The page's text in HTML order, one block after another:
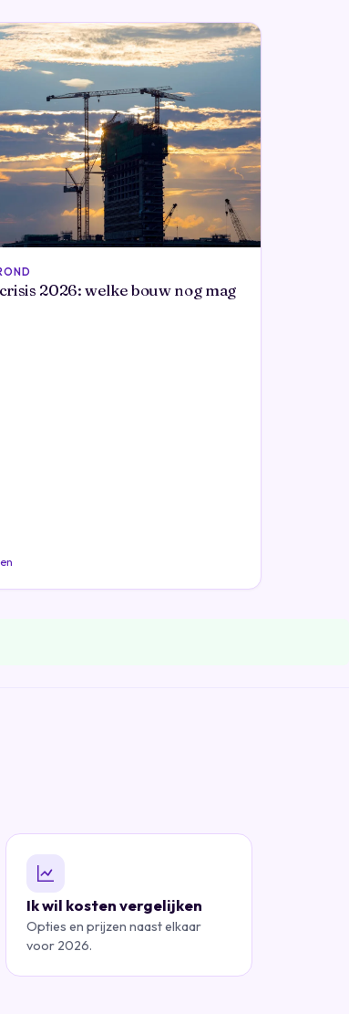
2026: welke bouw nog mag
Ik wil kosten vergelijken
Opties en prijzen naast elkaar
voor 2026.